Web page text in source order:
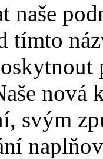
naše
tímto
nová
svým